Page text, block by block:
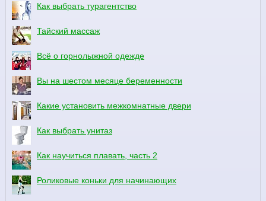
Как выбрать турагентство
Тайский массаж
Всё о горнолыжной одежде
Вы на шестом месяце беременности
Какие установить межкомнатные двери
Как выбрать унитаз
Как научиться плавать, часть 2
Роликовые коньки для начинающих